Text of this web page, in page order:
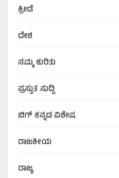
ಕ್ರೀಡೆ
ದೇಶ
ನಮ್ಮ ಕುರಿತು
ಪ್ರಸ್ತುತ ಸುದ್ದಿ
ಬಿಗ್‌ ಕನ್ನಡ ವಿಶೇಷ
ರಾಜಕೀಯ
ರಾಜ್ಯ